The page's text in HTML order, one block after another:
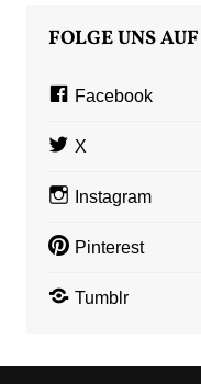
FOLGE UNS AUF
Facebook
X
Instagram
Pinterest
Tumblr